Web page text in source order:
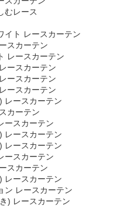
むレース
イト レースカーテン
スカーテン
レースカーテン
ースカーテン
ースカーテン
ースカーテン
レースカーテン
カーテン
ースカーテン
レースカーテン
レースカーテン
ースカーテン
スカーテン
レースカーテン
ン レースカーテン
) レースカーテン